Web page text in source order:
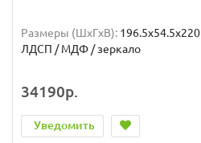
Размеры (ШxГxВ): 196.5x54.5x220
ЛДСП / МДФ / зеркало
34190р.
Уведомить